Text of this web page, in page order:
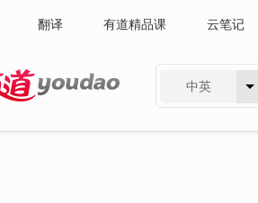
翻译 有道精品课 云笔记
中英